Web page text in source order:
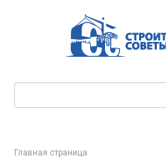
Главная страница